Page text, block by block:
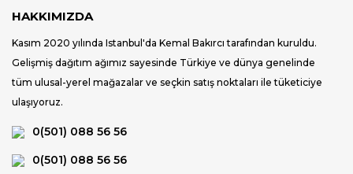
HAKKIMIZDA
Kasım 2020 yılında Istanbul'da Kemal Bakırcı tarafından kuruldu.
Gelişmiş dağıtım ağımız sayesinde Türkiye ve dünya genelinde
tüm ulusal-yerel mağazalar ve seçkin satış noktaları ile tüketiciye
ulaşıyoruz.
0(501) 088 56 56
0(501) 088 56 56